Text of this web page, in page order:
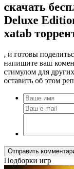
скачать
Deluxe
xatab
, и готовы
напишите ваш
стимулом для
оставить об этом
Отправить
Подборки игр